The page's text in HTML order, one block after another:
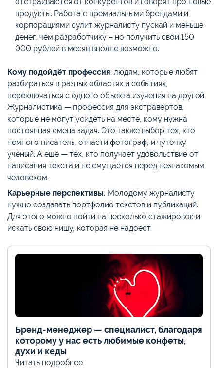
продукты. Работа с премиальными брендами и
корпорациями сулит журналисту пускай и меньше
денег, чем разработчику – но получить свои 150
000 рублей в месяц вполне возможно.
Кому подойдёт профессия: людям, которые любят
разбираться в разных областях и событиях,
переключаться с одного объекта изучения на другой.
Журналистика — профессия для экстравертов,
которые не могут усидеть на месте, кому нужна
постоянная смена задач. Это также выбор тех, кто
немного писатель, отчасти фотограф, и чуточку
учёный. А ещё — тех, кто получает удовольствие от
написания текста и не смущается перед незнакомым
человеком.
Карьерные перспективы. Молодому журналисту
нужно создавать портфолио текстов и публикаций.
Для этого можно пойти на несколько стажировок и
искать свою нишу, которая не надоест.
Бренд-менеджер — специалист, благодаря
которому у нас есть любимые конфеты,
духи и кеды
Читать подробнее